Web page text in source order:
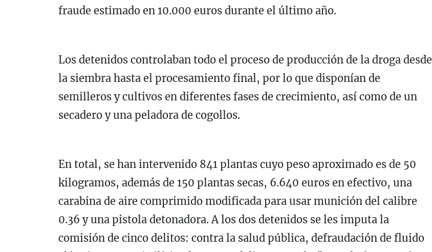
fraude estimado en 10.000 euros durante el último año.
Los detenidos controlaban todo el proceso de producción de la droga desde
la siembra hasta el procesamiento final, por lo que disponían de
semilleros y cultivos en diferentes fases de crecimiento, así como de un
secadero y una peladora de cogollos.
En total, se han intervenido 841 plantas cuyo peso aproximado es de 50
kilogramos, además de 150 plantas secas, 6.640 euros en efectivo, una
carabina de aire comprimido modificada para usar munición del calibre
0.36 y una pistola detonadora. A los dos detenidos se les imputa la
comisión de cinco delitos: contra la salud pública, defraudación de fluido